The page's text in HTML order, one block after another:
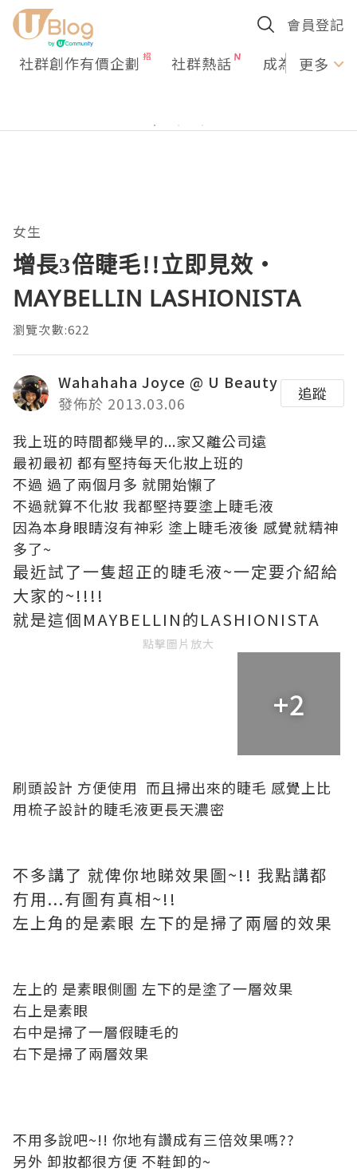
會員登記
社群創作有價企劃 社群熱話 成為U更多
女生
增長3倍睫毛!!立即見效‧
MAYBELLIN LASHIONISTA
瀏覽次數:622
Wahahaha Joyce @ U Beauty
發佈於 2013.03.06
追蹤
我上班的時間都幾早的...家又離公司遠
最初最初 都有堅持每天化妝上班的
不過 過了兩個月多 就開始懶了
不過就算不化妝 我都堅持要塗上睫毛液
因為本身眼睛沒有神彩 塗上睫毛液後 感覺就精神
多了~
最近試了一隻超正的睫毛液~一定要介紹給
大家的~!!!!
就是這個MAYBELLIN的LASHIONISTA
點擊圖片放大
+2
刷頭設計 方便使用 而且掃出來的睫毛 感覺上比
用梳子設計的睫毛液更長天濃密
不多講了 就俾你地睇效果圖~!! 我點講都
冇用...有圖有真相~!!
左上角的是素眼 左下的是掃了兩層的效果
左上的 是素眼側圖 左下的是塗了一層效果
右上是素眼
右中是掃了一層假睫毛的
右下是掃了兩層效果
不用多說吧~!! 你地有讚成有三倍效果嗎??
另外 卸妝都很方便 不鞋卸的~